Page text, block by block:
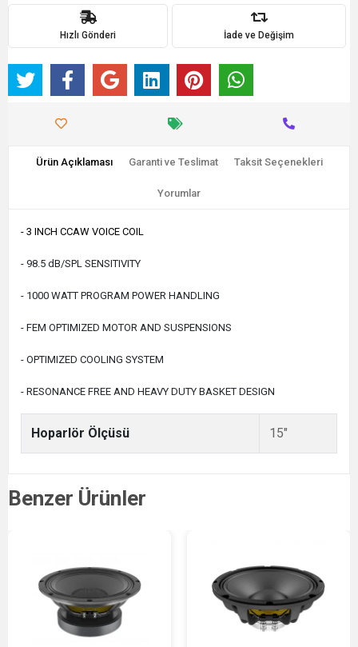
Hızlı Gönderi İade ve Değişim
Ürün Açıklaması Garanti ve Teslimat Taksit Seçenekleri
Yorumlar
- 3 INCH CCAW VOICE COIL
- 98.5 dB/SPL SENSITIVITY
- 1000 WATT PROGRAM POWER HANDLING
- FEM OPTIMIZED MOTOR AND SUSPENSIONS
- OPTIMIZED COOLING SYSTEM
- RESONANCE FREE AND HEAVY DUTY BASKET DESIGN
Hoparlör Ölçüsü 15"
Benzer Ürünler